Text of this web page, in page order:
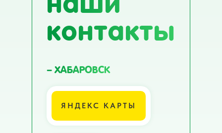
контакты
– ХАБАРОВСК
ЯНДЕКС КАРТЫ